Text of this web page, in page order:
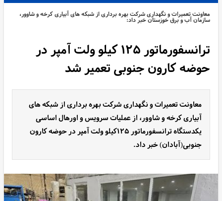
معاونت تعمیرات و نگهداری شرکت بهره برداری از شبکه های آبیاری کرخه و شاوور،
سازمان آب و برق خوزستان خبر داد:
ترانسفورماتور ۱۲۵ کیلو ولت آمپر در
حوضه کارون جنوبی تعمیر شد
معاونت تعمیرات و نگهداری شرکت بهره برداری از شبکه های
آبیاری کرخه و شاوور، از عملیات سرویس و اورهال اساسی
یکدستگاه ترانسفورماتور ۱۲۵کیلو ولت آمپر در حوضه کارون
جنوبی(آبادان) خبر داد.